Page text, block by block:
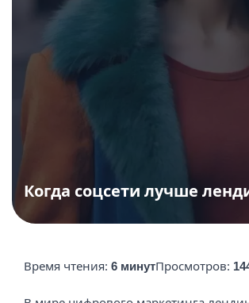
Когда соцсети лучше
Время чтения: 6 минутПросмотров: